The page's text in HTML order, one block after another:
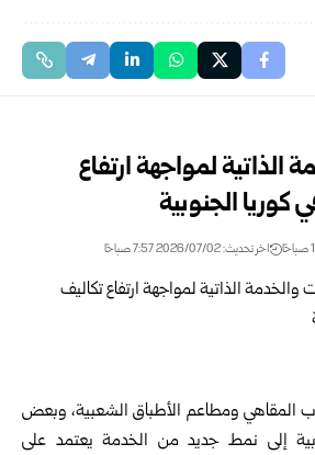
الذاتية لمواجهة ارتفاع
كوريا الجنوبية
اخر تحديث: 2026/07/02 7:57 صباحًا
المقاهي ومطاعم الأطباق الشعبية، وبعض
إلى نمط جديد من الخدمة ‏يعتمد على